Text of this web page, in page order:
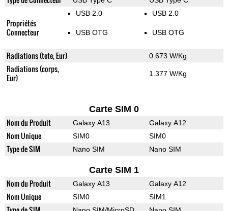
Propriétés
Connecteur
USB 2.0
USB OTG
USB 2.0
USB OTG
Radiations (tete, Eur) 0.673 W/Kg
Radiations (corps,
Eur)
1.377 W/Kg
Carte SIM 0
Nom du Produit Galaxy A13 Galaxy A12
Nom Unique SIM0 SIM0
Type de SIM Nano SIM Nano SIM
Carte SIM 1
Nom du Produit Galaxy A13 Galaxy A12
Nom Unique SIM0 SIM1